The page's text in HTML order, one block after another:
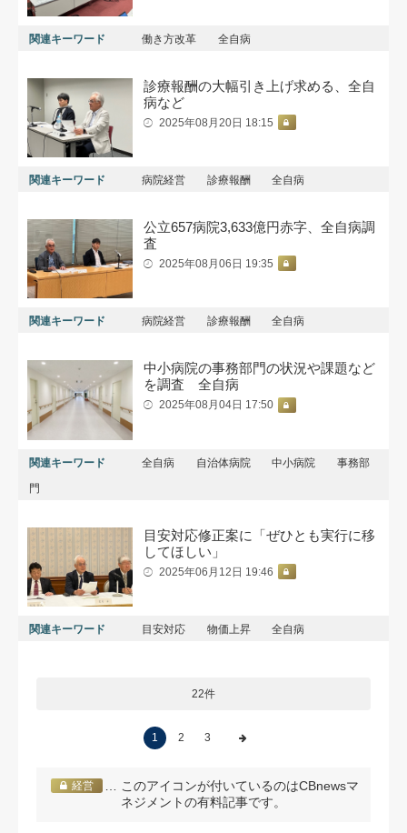
関連キーワード 働き方改革 全自病
診療報酬の大幅引き上げ求める、全自
病など
2025年08月20日 18:15
関連キーワード 病院経営 診療報酬 全自病
公立657病院3,633億円赤字、全自病調
査
2025年08月06日 19:35
関連キーワード 病院経営 診療報酬 全自病
中小病院の事務部門の状況や課題など
を調査 全自病
2025年08月04日 17:50
関連キーワード 全自病 自治体病院 中小病院
事務部
門
目安対応修正案に「ぜひとも実行に移
してほしい」
2025年06月12日 19:46
関連キーワード 目安対応 物価上昇 全自病
22件
1 2 3
経営
… このアイコンが付いているのはCBnewsマ
ネジメントの有料記事です。